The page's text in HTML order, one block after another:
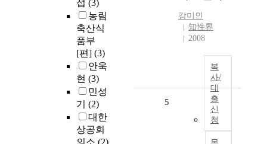
섭 (3)
농림
축산식
품부
[편] (3)
안욱
현 (3)
민성
기 (2)
대한
상공회
강미인
知性界
2008
복
사/
대
출
신
청
5